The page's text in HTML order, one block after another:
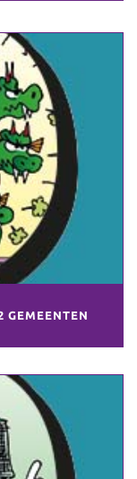
GEMEENTEN